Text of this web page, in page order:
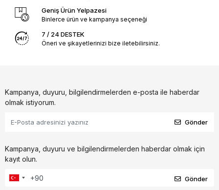
Geniş Ürün Yelpazesi
Binlerce ürün ve kampanya seçeneği
7 / 24 DESTEK
Öneri ve şikayetlerinizi bize iletebilirsiniz.
Kampanya, duyuru, bilgilendirmelerden e-posta ile haberdar
olmak istiyorum.
Gönder
Kampanya, duyuru ve bilgilendirmelerden haberdar olmak için
kayıt olun.
Gönder